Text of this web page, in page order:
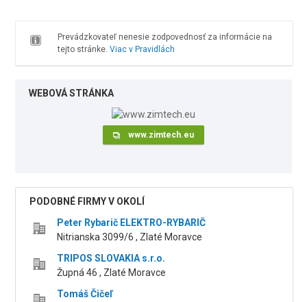
Prevádzkovateľ nenesie zodpovednosť za informácie na
tejto stránke. Viac v Pravidlách
WEBOVÁ STRÁNKA
www.zimtech.eu
PODOBNÉ FIRMY V OKOLÍ
Peter Rybarič ELEKTRO-RYBARIČ
Nitrianska 3099/6 , Zlaté Moravce
TRIPOS SLOVAKIA s.r.o.
Župná 46 , Zlaté Moravce
Tomáš Čičeľ